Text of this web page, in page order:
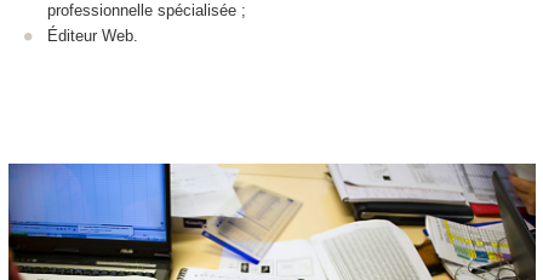
professionnelle spécialisée ;
Éditeur Web.